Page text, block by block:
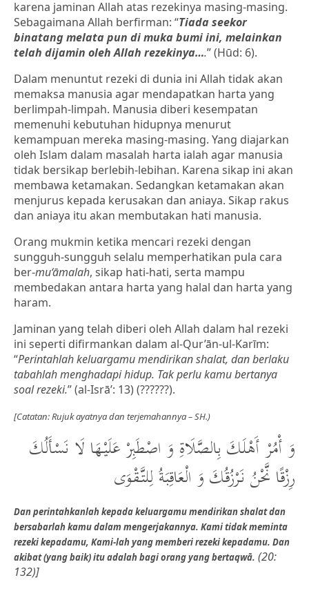
karena jaminan Allah atas rezekinya masing-masing.
Sebagaimana Allah berfirman: “Tiada seekor
binatang melata pun di muka bumi ini, melainkan
telah dijamin oleh Allah rezekinya….” (Hūd: 6).
Dalam menuntut rezeki di dunia ini Allah tidak akan
memaksa manusia agar mendapatkan harta yang
berlimpah-limpah. Manusia diberi kesempatan
memenuhi kebutuhan hidupnya menurut
kemampuan mereka masing-masing. Yang diajarkan
oleh Islam dalam masalah harta ialah agar manusia
tidak bersikap berlebih-lebihan. Karena sikap ini akan
membawa ketamakan. Sedangkan ketamakan akan
menjurus kepada kerusakan dan aniaya. Sikap rakus
dan aniaya itu akan membutakan hati manusia.
Orang mukmin ketika mencari rezeki dengan
sungguh-sungguh selalu memperhatikan pula cara
ber-mu‘āmalah, sikap hati-hati, serta mampu
membedakan antara harta yang halal dan harta yang
haram.
Jaminan yang telah diberi oleh Allah dalam hal rezeki
ini seperti difirmankan dalam al-Qur’ān-ul-Karīm:
“Perintahlah keluargamu mendirikan shalat, dan berlaku
tabahlah menghadapi hidup. Tak perlu kamu bertanya
soal rezeki.” (al-Isrā’: 13) (??????).
[Catatan: Rujuk ayatnya dan terjemahannya – SH.)
وَ أْمُرْ أَهْلَكَ بِالصَّلَاةِ وَ اصْطَبِرْ عَلَيْهَا لَا نَسْأَلُكَ
رِزْقًا نَّحْنُ نَرْزُقُكَ وَ الْعَاقِبَةُ لِلتَّقْوَى
Dan perintahkanlah kepada keluargamu mendirikan shalat dan
bersabarlah kamu dalam mengerjakannya. Kami tidak meminta
rezeki kepadamu, Kami-lah yang memberi rezeki kepadamu. Dan
akibat (yang baik) itu adalah bagi orang yang bertaqwā. (20:
132)]